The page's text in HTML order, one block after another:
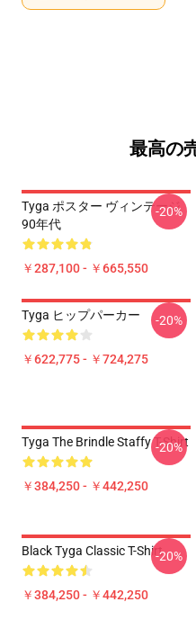
最高の
Tyga ポスター ヴィンテージ
90年代
￥287,100 - ￥665,550
-20%
Tyga ヒップパーカー
￥622,775 - ￥724,275
-20%
Tyga The Brindle Staffy T-Shirt
￥384,250 - ￥442,250
-20%
Black Tyga Classic T-Shirt
￥384,250 - ￥442,250
-20%